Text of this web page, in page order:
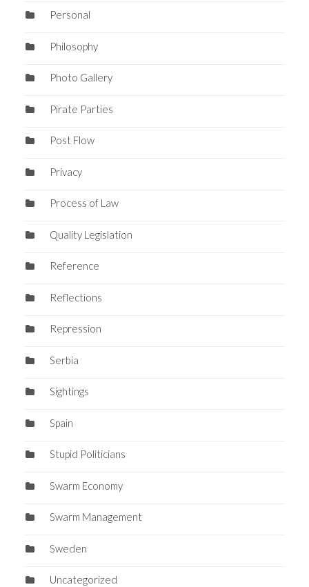
Personal
Philosophy
Photo Gallery
Pirate Parties
Post Flow
Privacy
Process of Law
Quality Legislation
Reference
Reflections
Repression
Serbia
Sightings
Spain
Stupid Politicians
Swarm Economy
Swarm Management
Sweden
Uncategorized